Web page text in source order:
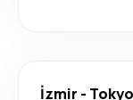
İzmir - Tokyo